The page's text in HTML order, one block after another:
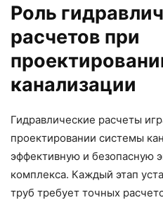
Роль
расчетов при
канализации
Гидравлические расчеты
проектировании системы
эффективную и безопасную
комплекса. Каждый этап
труб требует точных